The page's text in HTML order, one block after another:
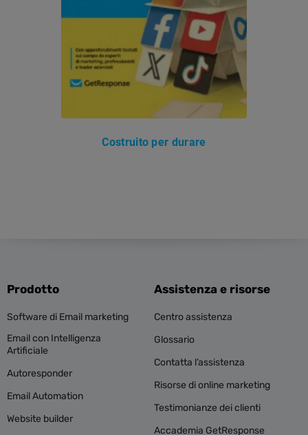
Costruito per durare
Prodotto
Software di Email marketing
Email con Intelligenza
Artificiale
Autoresponder
Email Automation
Website builder
Assistenza e risorse
Centro assistenza
Glossario
Contatta l’assistenza
Risorse di online marketing
Testimonianze dei clienti
Accademia GetResponse